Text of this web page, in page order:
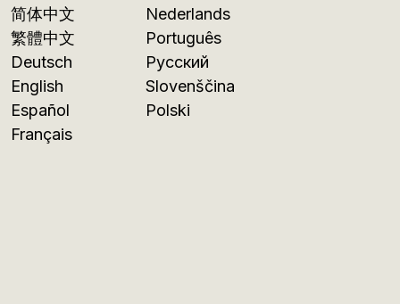
简体中文
繁體中文
Deutsch
English
Español
Français
Nederlands
Português
Русский
Slovenščina
Polski